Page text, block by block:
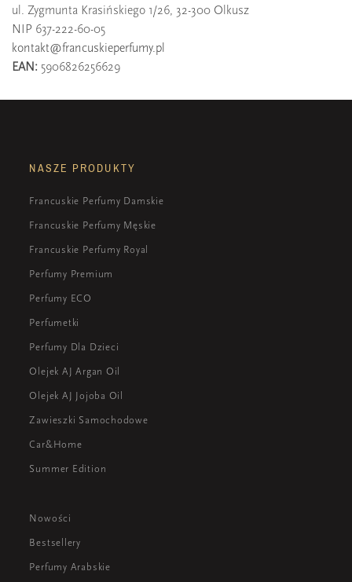
ul. Zygmunta Krasińskiego 1/26, 32-300 Olkusz
NIP 637-222-60-05
kontakt@francuskieperfumy.pl
EAN: 5906826256629
NASZE PRODUKTY
Francuskie Perfumy Damskie
Francuskie Perfumy Męskie
Francuskie Perfumy Royal
Perfumy Premium
Perfumy ECO
Perfumetki
Perfumy Dla Dzieci
Olejek AJ Argan Oil
Olejek AJ Jojoba Oil
Zawieszki Samochodowe
Car&Home
Summer Edition
Nowości
Bestsellery
Perfumy Arabskie